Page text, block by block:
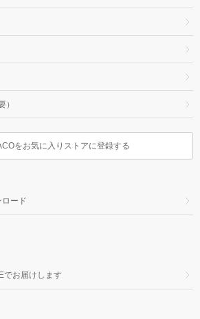
）
をお気に入りストアに登録する
ロード
でお届けします